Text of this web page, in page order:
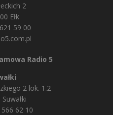
2
Ełk
59 00
Radio 5
2 lok. 1.2
62 10